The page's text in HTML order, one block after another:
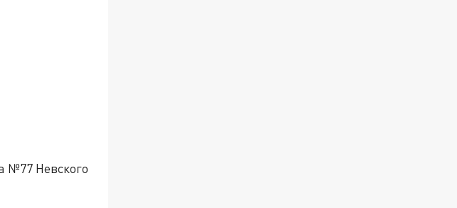
№77 Невского